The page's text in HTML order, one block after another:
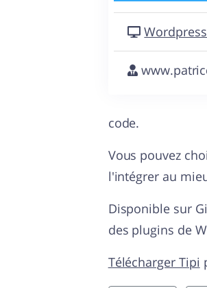
code.
Vous pouvez
l'intégrer au
Disponible sur
des plugins de
Télécharger Tipi